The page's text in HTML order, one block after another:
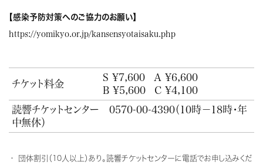
【感染予防対策へのご協力のお願い】
https://yomikyo.or.jp/kansensyotaisaku.php
チケット料金
S ¥7,600
A ¥6,600
B ¥5,600
C ¥4,100
読響チケットセンター 0570-00-4390（10時－18時・年
中無休）
団体割引（10人以上）あり。読響チケットセンターに電話でお申し込みくだ